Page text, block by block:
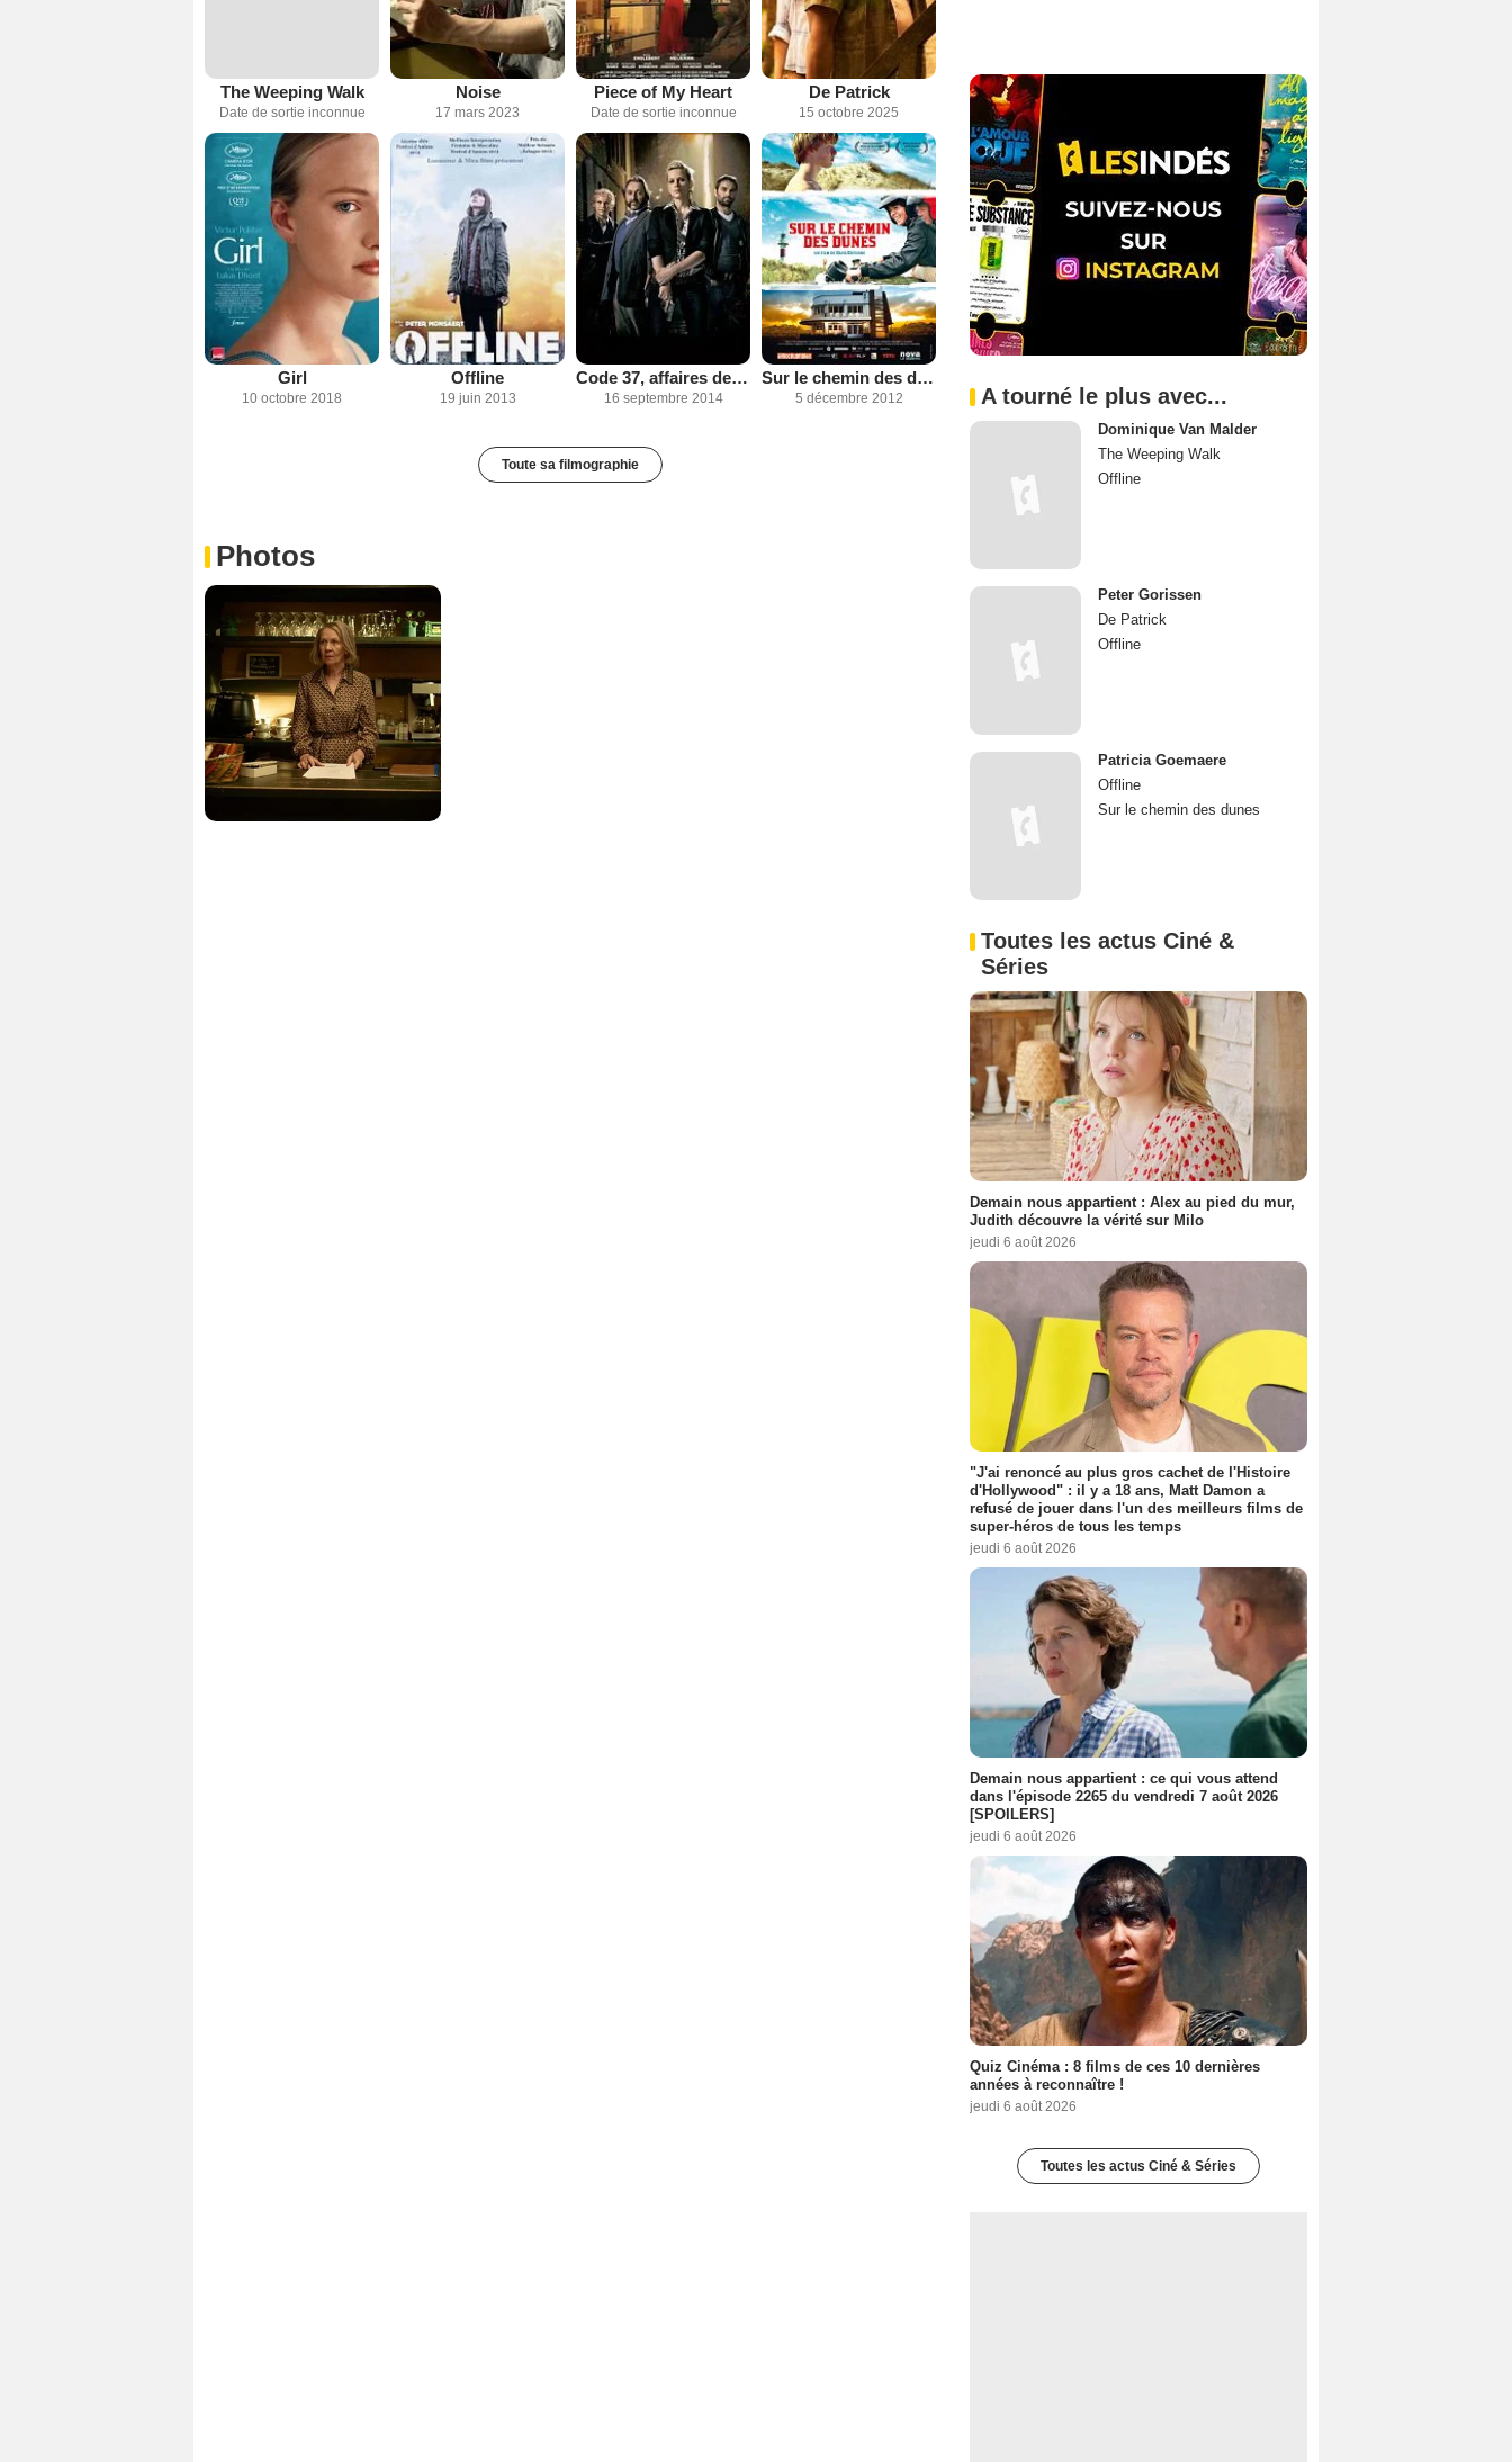
The Weeping Walk
Date de sortie inconnue
Noise
17 mars 2023
Piece of My Heart
Date de sortie inconnue
De Patrick
15 octobre 2025
Girl
10 octobre 2018
Offline
19 juin 2013
Code 37, affaires de moeurs
16 septembre 2014
Sur le chemin des dunes
5 décembre 2012
Toute sa filmographie
Photos
A tourné le plus avec...
Dominique Van Malder
The Weeping Walk
Offline
Peter Gorissen
De Patrick
Offline
Patricia Goemaere
Offline
Sur le chemin des dunes
Toutes les actus Ciné &
Séries
Demain nous appartient : Alex au pied du mur,
Judith découvre la vérité sur Milo
jeudi 6 août 2026
"J'ai renoncé au plus gros cachet de l'Histoire
d'Hollywood" : il y a 18 ans, Matt Damon a
refusé de jouer dans l'un des meilleurs films de
super-héros de tous les temps
jeudi 6 août 2026
Demain nous appartient : ce qui vous attend
dans l'épisode 2265 du vendredi 7 août 2026
[SPOILERS]
jeudi 6 août 2026
Quiz Cinéma : 8 films de ces 10 dernières
années à reconnaître !
jeudi 6 août 2026
Toutes les actus Ciné & Séries